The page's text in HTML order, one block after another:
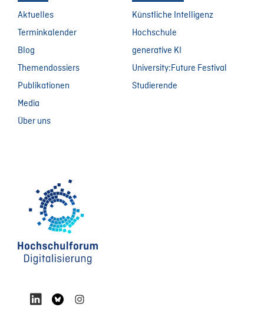
Aktuelles
Terminkalender
Blog
Themendossiers
Publikationen
Media
Über uns
Künstliche Intelligenz
Hochschule
generative KI
University:Future Festival
Studierende